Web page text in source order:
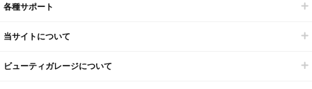
各種サポート
当サイトについて
ビューティガレージについて